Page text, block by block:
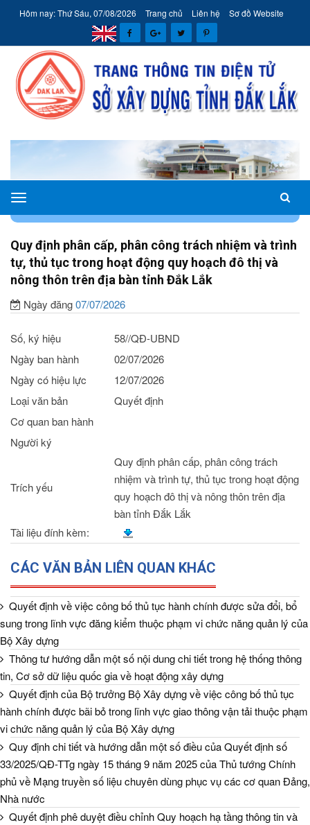
Hôm nay: Thứ Sáu, 07/08/2026 Trang chủ Liên hệ Sơ đồ Website
Sở
Xây
tỉnh
Đắk
Lắk
Quy định phân cấp, phân công trách nhiệm và trình
tự, thủ tục trong hoạt động quy hoạch đô thị và
nông thôn trên địa bàn tỉnh Đắk Lắk
Ngày đăng07/07/2026
Số, ký hiệu
58//QĐ-UBND
Ngày ban hành
02/07/2026
Ngày có hiệu lực
12/07/2026
Loại văn bản
Quyết định
Cơ quan ban hành
Người ký
Trích yếu
Quy định phân cấp, phân công trách
nhiệm và trình tự, thủ tục trong hoạt động
quy hoạch đô thị và nông thôn trên địa
bàn tỉnh Đắk Lắk
Tài liệu đính kèm:
CÁC VĂN BẢN LIÊN QUAN KHÁC
Quyết định về việc công bố thủ tục hành chính được sửa đổi, bổ
sung trong lĩnh vực đăng kiểm thuộc phạm vi chức năng quản lý của
Bộ Xây dựng
Thông tư hướng dẫn một số nội dung chi tiết trong hệ thống thông
tin, Cơ sở dữ liệu quốc gia về hoạt động xây dựng
Quyết định của Bộ trưởng Bộ Xây dựng về việc công bố thủ tục
hành chính được bãi bỏ trong lĩnh vực giao thông vận tải thuộc phạm
vi chức năng quản lý của Bộ Xây dựng
Quy định chi tiết và hướng dẫn một số điều của Quyết định số
33/2025/QĐ-TTg ngày 15 tháng 9 năm 2025 của Thủ tướng Chính
phủ về Mạng truyền số liệu chuyên dùng phục vụ các cơ quan Đảng,
Nhà nước
Quyết định phê duyệt điều chỉnh Quy hoạch hạ tầng thông tin và